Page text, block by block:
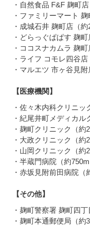
・自然食品 F&F 麹町店
・ファミリーマート
・成城石井 麹町店（約
・どらっぐぱぱす 麹町
・ココスナカムラ 麹町
・ライフ コモレ四谷店
・マルエツ 市ヶ谷見附
【医療機関】
・佐々木内科クリニッ
・紀尾井町メディカル
・麹町クリニック（約
・大政クリニック（約
・山岡クリニック（約
・半蔵門病院（約750m
・赤坂見附前田病院（
【その他】
・麹町警察署 麹町四丁
・麹町本通郵便局（約